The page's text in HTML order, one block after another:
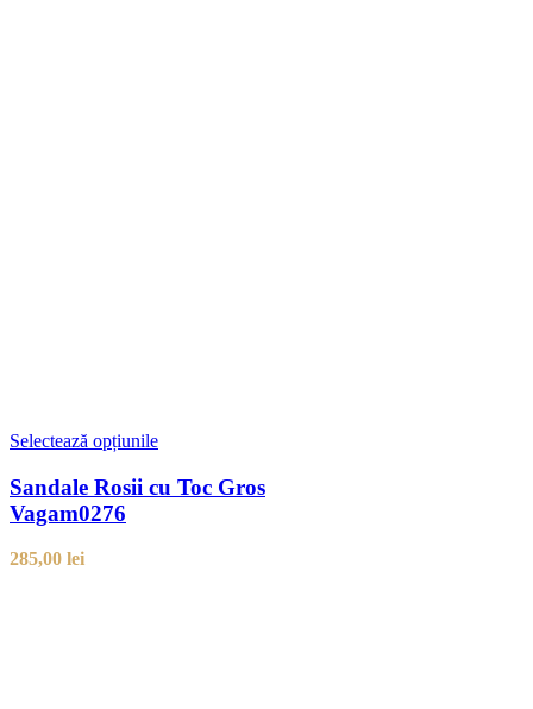
Selectează opțiunile
Sandale Rosii cu Toc Gros
Vagam0276
285,00 lei